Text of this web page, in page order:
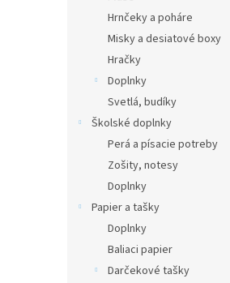
Hrnčeky a poháre
Misky a desiatové boxy
Hračky
Doplnky
Svetlá, budíky
Školské doplnky
Perá a písacie potreby
Zošity, notesy
Doplnky
Papier a tašky
Doplnky
Baliaci papier
Darčekové tašky